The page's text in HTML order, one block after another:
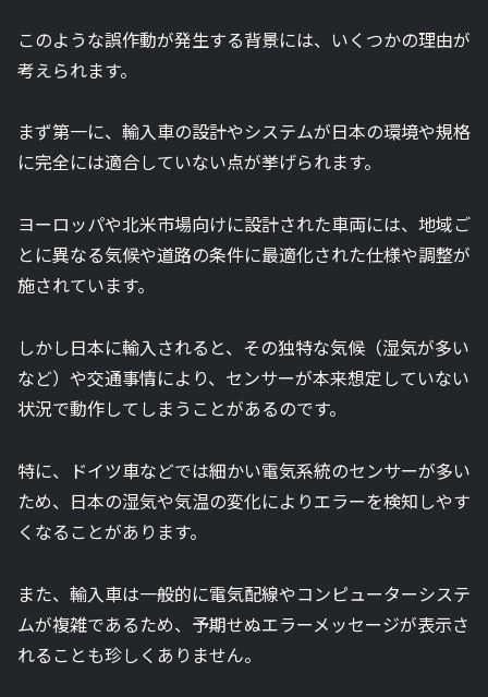
このような誤作動が発生する背景には、いくつかの理由が
考えられます。
まず第一に、輸入車の設計やシステムが日本の環境や規格
に完全には適合していない点が挙げられます。
ヨーロッパや北米市場向けに設計された車両には、地域ご
とに異なる気候や道路の条件に最適化された仕様や調整が
施されています。
しかし日本に輸入されると、その独特な気候（湿気が多い
など）や交通事情により、センサーが本来想定していない
状況で動作してしまうことがあるのです。
特に、ドイツ車などでは細かい電気系統のセンサーが多い
ため、日本の湿気や気温の変化によりエラーを検知しやす
くなることがあります。
また、輸入車は一般的に電気配線やコンピューターシステ
ムが複雑であるため、予期せぬエラーメッセージが表示さ
れることも珍しくありません。